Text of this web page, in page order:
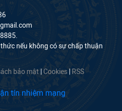
nếu không có sự chấp thuận
bảo mật Cookies RSS